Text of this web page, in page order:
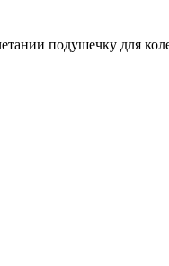
подушечку для